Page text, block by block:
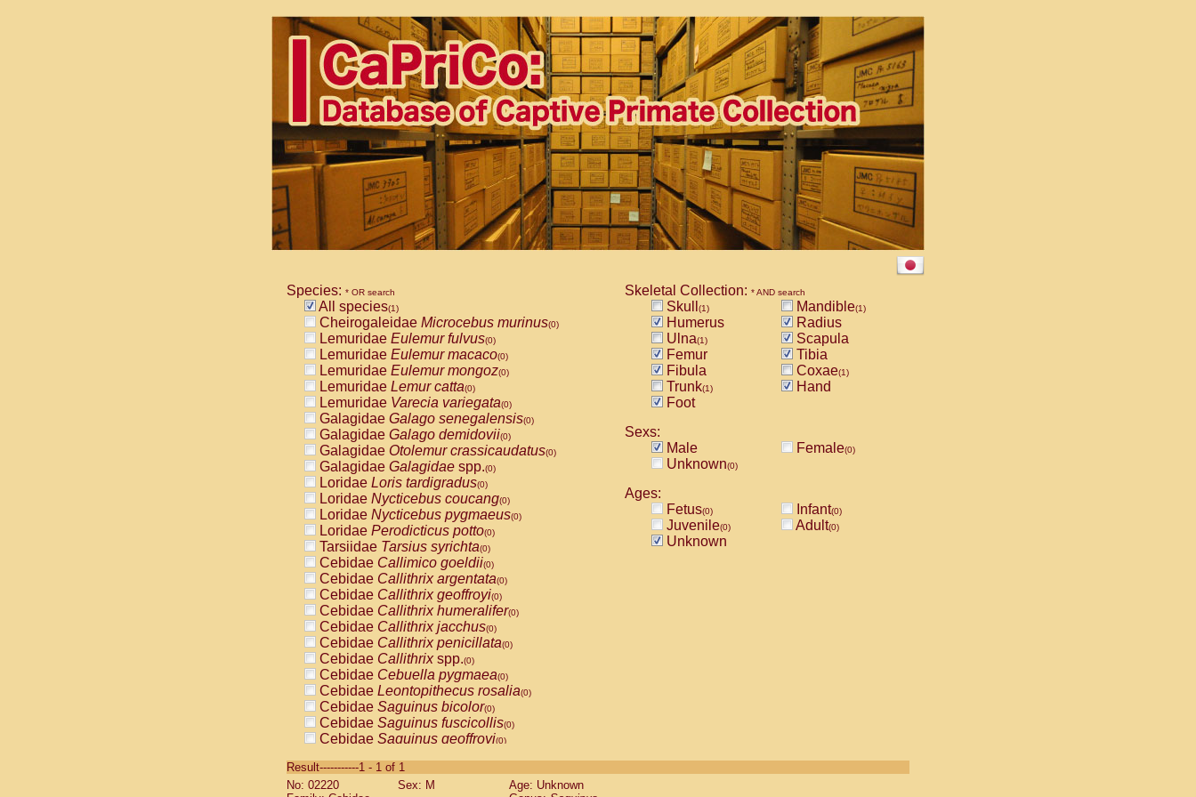
Species: * OR search
All species(1)
Cheirogaleidae Microcebus murinus(0)
Lemuridae Eulemur fulvus(0)
Lemuridae Eulemur macaco(0)
Lemuridae Eulemur mongoz(0)
Lemuridae Lemur catta(0)
Lemuridae Varecia variegata(0)
Galagidae Galago senegalensis(0)
Galagidae Galago demidovii(0)
Galagidae Otolemur crassicaudatus(0)
Galagidae Galagidae spp.(0)
Loridae Loris tardigradus(0)
Loridae Nycticebus coucang(0)
Loridae Nycticebus pygmaeus(0)
Loridae Perodicticus potto(0)
Tarsiidae Tarsius syrichta(0)
Cebidae Callimico goeldii(0)
Cebidae Callithrix argentata(0)
Cebidae Callithrix geoffroyi(0)
Cebidae Callithrix humeralifer(0)
Cebidae Callithrix jacchus(0)
Cebidae Callithrix penicillata(0)
Cebidae Callithrixspp.(0)
Cebidae Cebuella pygmaea(0)
Cebidae Leontopithecus rosalia(0)
Cebidae Saguinus bicolor(0)
Cebidae Saguinus fuscicollis(0)
Cebidae Saguinus geoffroyi(0)
CebidaeSaguinus labiatus(0)
Cebidae Saguinus leucopus (0)
Skeletal Collection: * AND search
Skull (1) Mandible(1)
Humerus
Radius
Ulna(1)
Scapula
Femur
Tibia
Fibula
Coxae(1)
Trunk(1)
Hand
Foot
Sexs:
Male
Female(0)
Unknown(0)
Ages:
Fetus(0) Infant(0)
Juvenile(0) Adult(0)
Unknown
Result-----------1 - 1 of 1
No: 02220
Sex: M
Age: Unknown